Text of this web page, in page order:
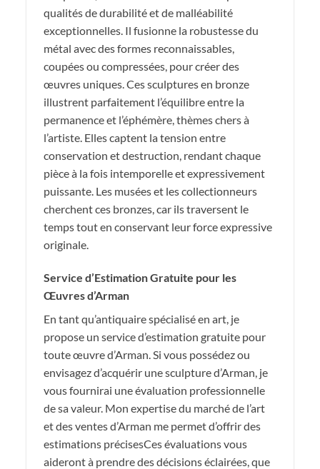
qualités de durabilité et de malléabilité
exceptionnelles. Il fusionne la robustesse du
métal avec des formes reconnaissables,
coupées ou compressées, pour créer des
œuvres uniques. Ces sculptures en bronze
illustrent parfaitement l’équilibre entre la
permanence et l’éphémère, thèmes chers à
l’artiste. Elles captent la tension entre
conservation et destruction, rendant chaque
pièce à la fois intemporelle et expressivement
puissante. Les musées et les collectionneurs
cherchent ces bronzes, car ils traversent le
temps tout en conservant leur force expressive
originale.
Service d’Estimation Gratuite pour les
Œuvres d’Arman
En tant qu’antiquaire spécialisé en art, je
propose un service d’estimation gratuite pour
toute œuvre d’Arman. Si vous possédez ou
envisagez d’acquérir une sculpture d’Arman, je
vous fournirai une évaluation professionnelle
de sa valeur. Mon expertise du marché de l’art
et des ventes d’Arman me permet d’offrir des
estimations précisesCes évaluations vous
aideront à prendre des décisions éclairées, que